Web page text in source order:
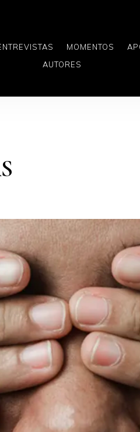
MOMENTOS
AUTORES